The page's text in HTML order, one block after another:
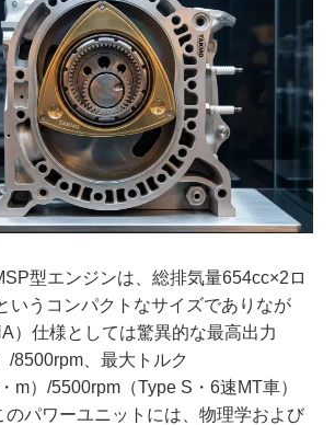
型エンジンは、総排気量654cc×2ロ
いうコンパクトなサイズでありなが
）仕様としては驚異的な最高出力
/8500rpm、最大トルク
m）/5500rpm（Type S・6速MT車）
のパワーユニットには、物理学および